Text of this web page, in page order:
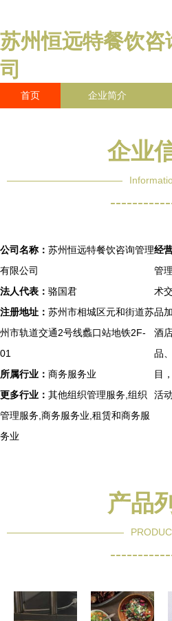
苏州恒远特餐饮
司
首页 企业简介
企业
公司名称： 苏州恒远特餐饮咨询管理
有限公司
法人代表： 骆国君
注册地址： 苏州市相城区元和街道苏
州市轨道交通2号线蠡口站地铁2F-
01
所属行业： 商务服务业
更多行业： 其他组织管理服务,组织
管理服务,商务服务业,租赁和商务服
务业
经
管
术
品
酒
品
目
活动
产品